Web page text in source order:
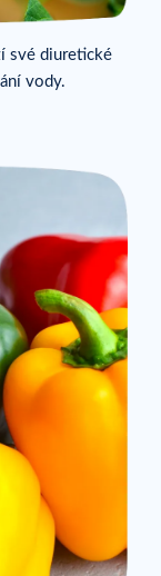
své diuretické
vody.